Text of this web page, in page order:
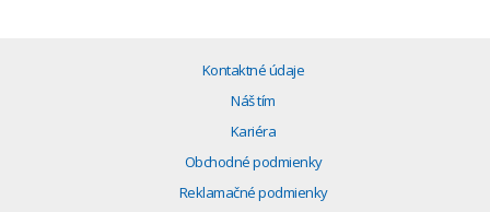
Kontaktné údaje
Náš tím
Kariéra
Obchodné podmienky
Reklamačné podmienky